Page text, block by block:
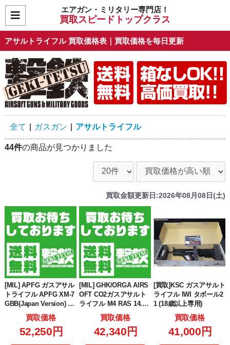
エアガン・ミリタリー専門店！
買取スピードトップクラス
アサルトライフル 買取価格表｜買取価格を毎日更新
全て ガスガン アサルトライフル
44件の商品が見つかりました
買取金額更新日:2026年08月08日(土)
[MIL] APFG ガスアサル
トライフル APFG XM-7
GBB(Japan Version) TA
N(タン)(APFG-S-014TN)
(18歳以上専用)
買取価格
52,250円
[MIL] GHK/ORGA AIRS
OFT CO2ガスアサルト
ライフル M4 RAS 14.5
インチ ORGAコンプリ
ート (V3 2024 JP ver./C
olt official Licensed) (G
買取価格
42,340円
[買取]KSC ガスアサルト
ライフル IWI タボール2
1 (18歳以上専用)
買取価格
41,000円